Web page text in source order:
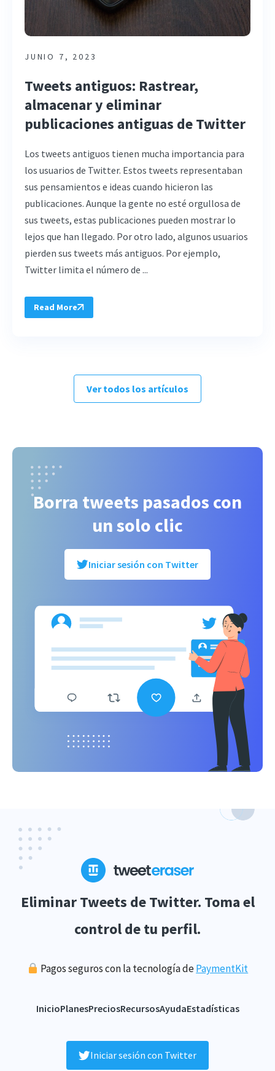
JUNIO 7, 2023
Tweets antiguos: Rastrear,
almacenar y eliminar
publicaciones antiguas de Twitter
Los tweets antiguos tienen mucha importancia para
los usuarios de Twitter. Estos tweets representaban
sus pensamientos e ideas cuando hicieron las
publicaciones. Aunque la gente no esté orgullosa de
sus tweets, estas publicaciones pueden mostrar lo
lejos que han llegado. Por otro lado, algunos usuarios
pierden sus tweets más antiguos. Por ejemplo,
Twitter limita el número de ...
Read More
Ver todos los artículos
Borra tweets pasados con
un solo clic
Iniciar sesión con Twitter
Eliminar Tweets de Twitter. Toma el
control de tu perfil.
Pagos seguros con la tecnología dePaymentKit
InicioPlanesPreciosRecursosAyudaEstadísticas
Iniciar sesión con Twitter